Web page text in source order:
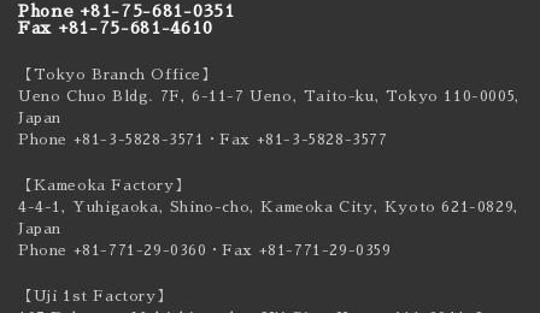
Phone +81-75-681-0351
Fax +81-75-681-4610
【Tokyo Branch Office】
Ueno Chuo Bldg. 7F, 6-11-7 Ueno, Taito-ku, Tokyo 110-0005,
Japan
Phone +81-3-5828-3571
・Fax +81-3-5828-3577
【Kameoka Factory】
4-4-1, Yuhigaoka, Shino-cho, Kameoka City, Kyoto 621-0829,
Japan
Phone +81-771-29-0360 ・Fax +81-771-29-0359
【Uji 1st Factory】